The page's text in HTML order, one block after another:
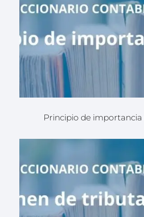
Principio de importancia